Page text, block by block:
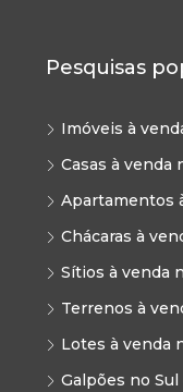
Pesquisas
Imóveis à
Casas à venda
Apartamentos
Chácaras à
Sítios à venda
Terrenos à
Lotes à venda
Galpões no